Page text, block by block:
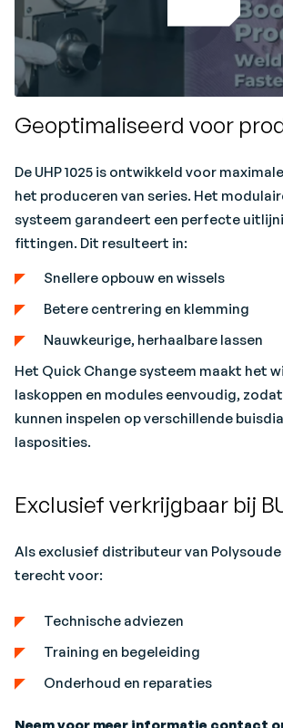
Geoptimaliseerd voor
De UHP 1025 is ontwikkeld voor
het produceren van series. Het
systeem garandeert een perfecte
fittingen. Dit resulteert in:
Snellere opbouw en wissels
Betere centrering en klemming
Nauwkeurige, herhaalbare lassen
Het Quick Change systeem maakt het
laskoppen en modules eenvoudig,
kunnen inspelen op verschillende
lasposities.
Exclusief verkrijgbaar bij
Als exclusief distributeur van Polysoude
terecht voor:
Technische adviezen
Training en begeleiding
Onderhoud en reparaties